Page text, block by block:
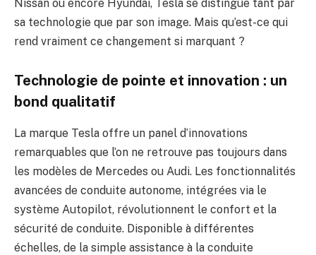
Nissan ou encore Hyundai, Tesla se distingue tant par
sa technologie que par son image. Mais qu’est-ce qui
rend vraiment ce changement si marquant ?
Technologie de pointe et innovation : un
bond qualitatif
La marque Tesla offre un panel d’innovations
remarquables que l’on ne retrouve pas toujours dans
les modèles de Mercedes ou Audi. Les fonctionnalités
avancées de conduite autonome, intégrées via le
système Autopilot, révolutionnent le confort et la
sécurité de conduite. Disponible à différentes
échelles, de la simple assistance à la conduite